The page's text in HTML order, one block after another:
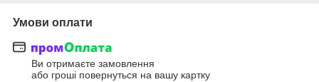
Умови оплати
Ви отримаєте замовлення
або гроші повернуться на вашу картку